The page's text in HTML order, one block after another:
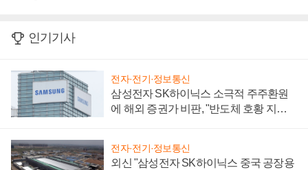
인기기사
전자·전기·정보통신
삼성전자 SK하이닉스 소극적 주주환원
에 해외 증권가 비판, "반도체 호황 지속
전자·전기·정보통신
외신 "삼성전자 SK하이닉스 중국 공장용